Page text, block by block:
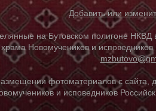
Добавить или
на Бутовском полигоне НКВД в
Новомучеников и
фотоматериалов с сайта,
и исповедников